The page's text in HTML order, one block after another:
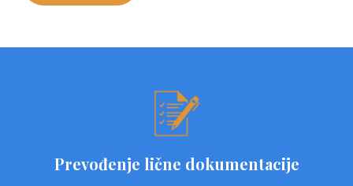
Prevođenje lične dokumentacije